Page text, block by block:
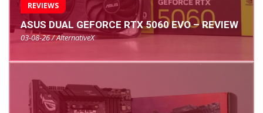
REVIEWS
ASUS DUAL GEFORCE RTX 5060 EVO – REVIEW
03-08-26 / AlternativeX